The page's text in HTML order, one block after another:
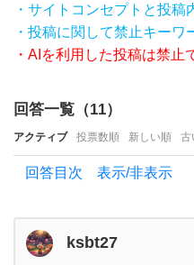
・サイトコンセプトと投稿
・投稿に関して禁止キーワ
・AIを利用した投稿は禁止
回答一覧（11）
アクティブ 投票数順 新しい順 古
回答目次 表示/非表示
ksbt27